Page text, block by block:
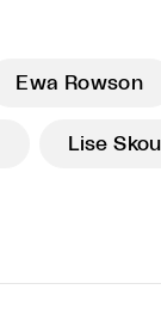
Ewa Rowson
Lise Skou